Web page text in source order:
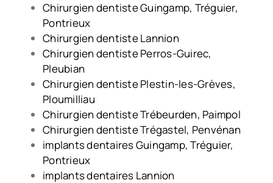
Chirurgien dentiste Guingamp, Tréguier,
Pontrieux
Chirurgien dentiste Lannion
Chirurgien dentiste Perros-Guirec,
Pleubian
Chirurgien dentiste Plestin-les-Grèves,
Ploumilliau
Chirurgien dentiste Trébeurden, Paimpol
Chirurgien dentiste Trégastel, Penvénan
implants dentaires Guingamp, Tréguier,
Pontrieux
implants dentaires Lannion